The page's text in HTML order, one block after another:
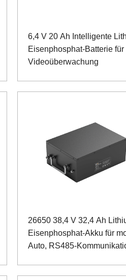
6,4 V 20 Ah Intelligente
Eisenphosphat-Batterie für
Videoüberwachung
26650 38,4 V 32,4 Ah
Eisenphosphat-Akku für
Auto, RS485-